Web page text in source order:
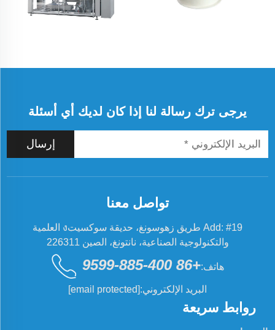
يرجى ترك رسالة لنا إذا كان لديك أي أسئلة
إرسال
روابط سريعة
تواصل معنا
Add: #19 طريق زهوسونغ، حديقة سوكسيتง العلمية
والتكنولوجية الصناعية، نانتونغ، الصين 226311
هاتف:+86 400-885-9599
البريد الإلكتروني:[email protected]